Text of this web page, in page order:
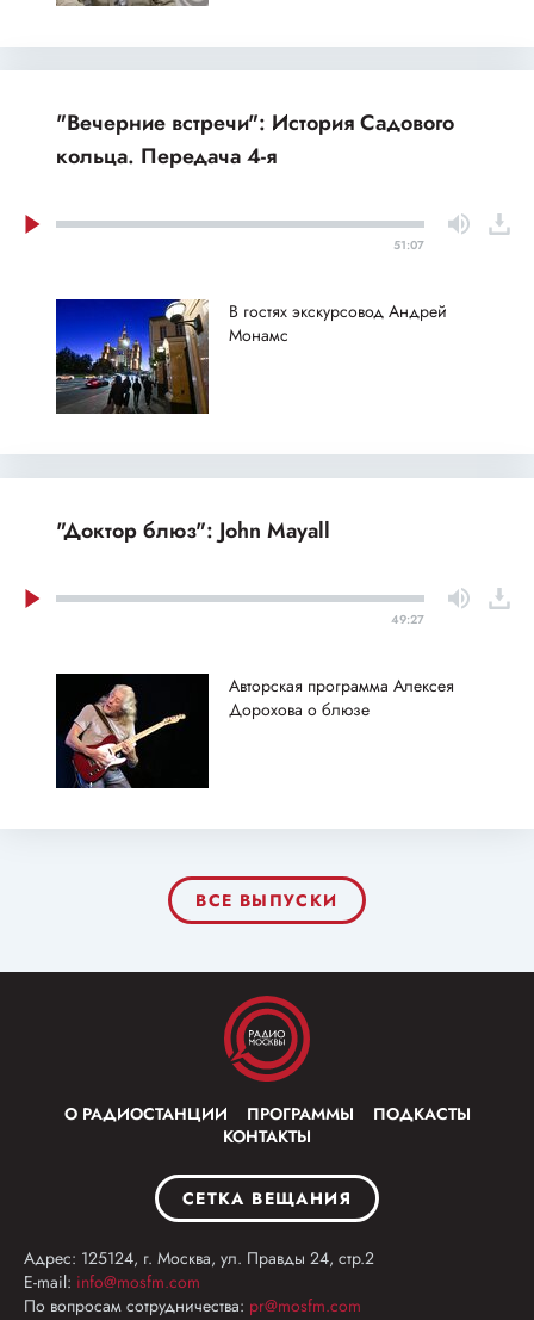
"Вечерние встречи": История Садового
кольца. Передача 4-я
51:07
В гостях экскурсовод Андрей
Монамс
"Доктор блюз": John Mayall
49:27
Авторская программа Алексея
Дорохова о блюзе
ВСЕ ВЫПУСКИ
О РАДИОСТАНЦИИ ПРОГРАММЫ
ПОДКАСТЫ
КОНТАКТЫ
СЕТКА ВЕЩАНИЯ
Адрес: 125124, г. Москва, ул. Правды 24, стр.2
E-mail: info@mosfm.com
По вопросам сотрудничества: pr@mosfm.com